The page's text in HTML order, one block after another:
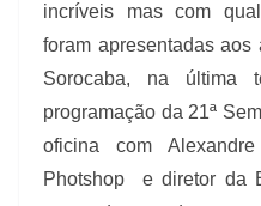
incríveis mas com
foram apresentadas
Sorocaba, na última
programação da 21ª
oficina com
Photshop
e diretor da